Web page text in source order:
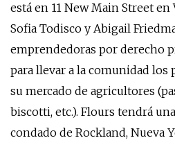
está en 11 New Main Street
Sofia Todisco y Abigail
emprendedoras por derecho
para llevar a la comunidad los
su mercado de agricultores
biscotti, etc.). Flours tendrá
condado de Rockland, Nueva